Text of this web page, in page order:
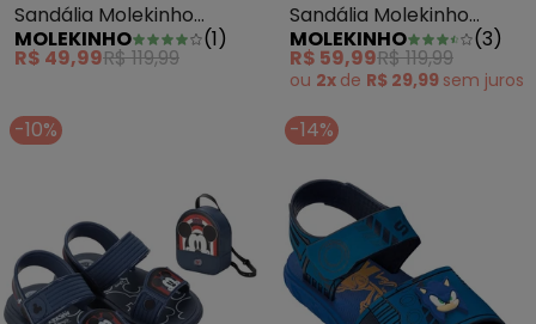
Sandália Molekinho
(Café) com Velcro
MOLEKINHO (1)
R$ 49,99R$ 119,99
Sandália Molekinho
(Preta) com Elástico
MOLEKINHO (3)
R$ 59,99R$ 119,99
ou 2x de R$ 29,99 sem juros
-10% -14%